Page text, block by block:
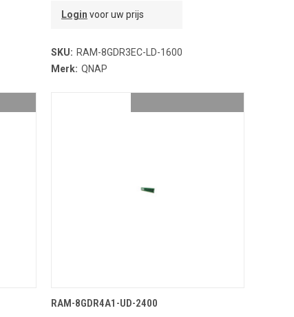
Login voor uw prijs
SKU: RAM-8GDR3EC-LD-1600
Merk: QNAP
TOEVOEGEN AAN WINKELMANDJE
RAM-8GDR4A1-UD-2400